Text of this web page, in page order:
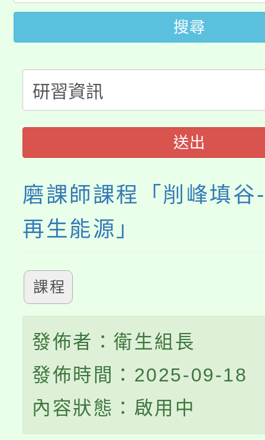
代理(課)教師甄選結果(
公告本校115學年度第
代理(課)教師甄選結果(
轉知中國文化大學推廣
《TA101》溝通分析基
程，歡迎學生輔導中心
心理、諮商輔導、社會
轉知苗栗縣政府辦理
縣市「校園短影音徵選
門員」簡章及活動海報
桃園市115學年度學生
要點
「桃園市補助參觀特色
展演活動實施計畫」
搜尋
送出
磨課師課程「削峰填谷
再生能源」
課程
發佈者：衛生組長
發佈時間：2025-09-18
內容狀態：啟用中